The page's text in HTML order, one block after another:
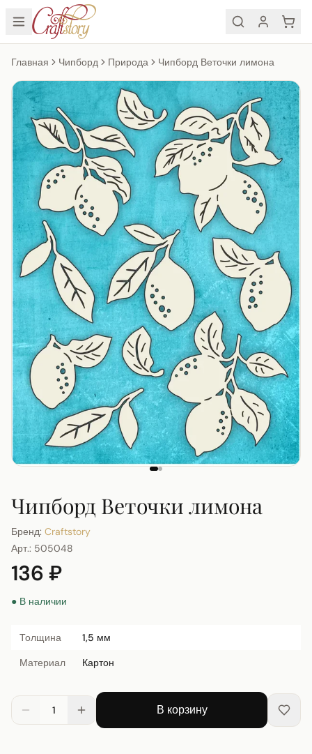
Главная Чипборд Природа Чипборд Веточки лимона
Чипборд Веточки лимона
Бренд: Craftstory
Арт.: 505048
136 ₽
● В наличии
Толщина
1,5 мм
Материал
Картон
1 В корзину